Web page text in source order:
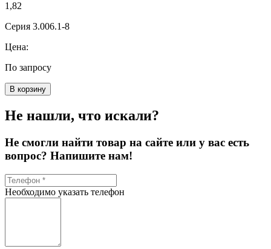
1,82
Серия 3.006.1-8
Цена:
По запросу
В корзину
Не нашли, что искали?
Не смогли найти товар на сайте или у вас есть
вопрос? Напишите нам!
Необходимо указать телефон